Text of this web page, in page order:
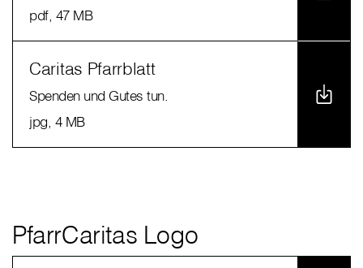
pdf, 47 MB
Caritas Pfarrblatt
Spenden und Gutes tun.
jpg, 4 MB
PfarrCaritas Logo